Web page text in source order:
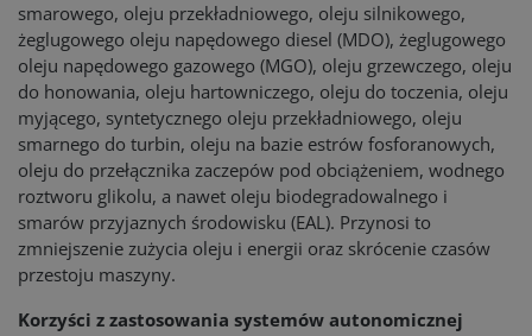
smarowego, oleju przekładniowego, oleju silnikowego,
żeglugowego oleju napędowego diesel (MDO), żeglugowego
oleju napędowego gazowego (MGO), oleju grzewczego, oleju
do honowania, oleju hartowniczego, oleju do toczenia, oleju
myjącego, syntetycznego oleju przekładniowego, oleju
smarnego do turbin, oleju na bazie estrów fosforanowych,
oleju do przełącznika zaczepów pod obciążeniem, wodnego
roztworu glikolu, a nawet oleju biodegradowalnego i
smarów przyjaznych środowisku (EAL). Przynosi to
zmniejszenie zużycia oleju i energii oraz skrócenie czasów
przestoju maszyny.
Korzyści z zastosowania systemów autonomicznej